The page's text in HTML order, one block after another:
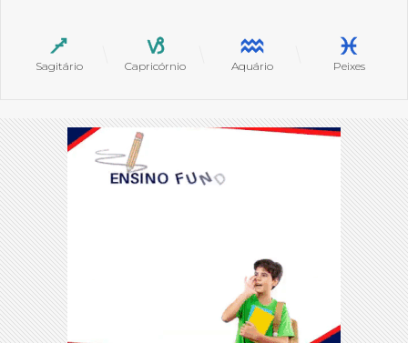
Sagitário Capricórnio Aquário Peixes